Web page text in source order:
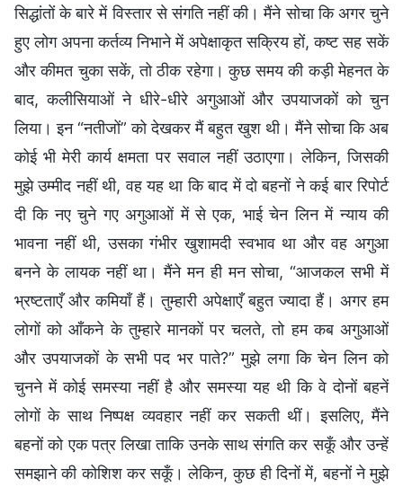
सिद्धांतों के बारे में विस्तार से संगति नहीं की। मैंने सोचा कि अगर चुने
हुए लोग अपना कर्तव्य निभाने में अपेक्षाकृत सक्रिय हों, कष्ट सह सकें
और कीमत चुका सकें, तो ठीक रहेगा। कुछ समय की कड़ी मेहनत के
बाद, कलीसियाओं ने धीरे-धीरे अगुआओं और उपयाजकों को चुन
लिया। इन “नतीजों” को देखकर मैं बहुत खुश थी। मैंने सोचा कि अब
कोई भी मेरी कार्य क्षमता पर सवाल नहीं उठाएगा। लेकिन, जिसकी
मुझे उम्मीद नहीं थी, वह यह था कि बाद में दो बहनों ने कई बार रिपोर्ट
दी कि नए चुने गए अगुआओं में से एक, भाई चेन लिन में न्याय की
भावना नहीं थी, उसका गंभीर खुशामदी स्वभाव था और वह अगुआ
बनने के लायक नहीं था। मैंने मन ही मन सोचा, “आजकल सभी में
भ्रष्टताएँ और कमियाँ हैं। तुम्हारी अपेक्षाएँ बहुत ज्यादा हैं। अगर हम
लोगों को आँकने के तुम्हारे मानकों पर चलते, तो हम कब अगुआओं
और उपयाजकों के सभी पद भर पाते?” मुझे लगा कि चेन लिन को
चुनने में कोई समस्या नहीं है और समस्या यह थी कि वे दोनों बहनें
लोगों के साथ निष्पक्ष व्यवहार नहीं कर सकती थीं। इसलिए, मैंने
बहनों को एक पत्र लिखा ताकि उनके साथ संगति कर सकूँ और उन्हें
समझाने की कोशिश कर सकूँ। लेकिन, कुछ ही दिनों में, बहनों ने मुझे